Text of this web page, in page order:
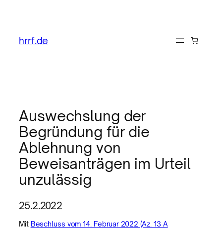
hrrf.de
Auswechslung der
Begründung für die
Ablehnung von
Beweisanträgen im Urteil
unzulässig
25.2.2022
Mit Beschluss vom 14. Februar 2022 (Az. 13 A